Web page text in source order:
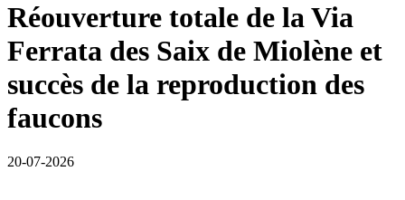
Réouverture totale de la Via
Ferrata des Saix de Miolène et
succès de la reproduction des
faucons
20-07-2026